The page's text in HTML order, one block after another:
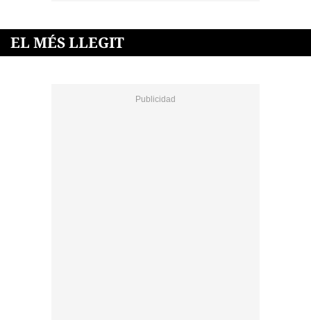
EL MÉS LLEGIT